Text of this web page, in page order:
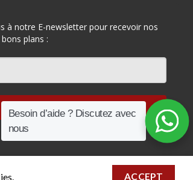
à notre E-newsletter pour recevoir nos
plans :
S'INSCRIRE
Besoin d’aide ? Discutez avec
nous
ACCEPT